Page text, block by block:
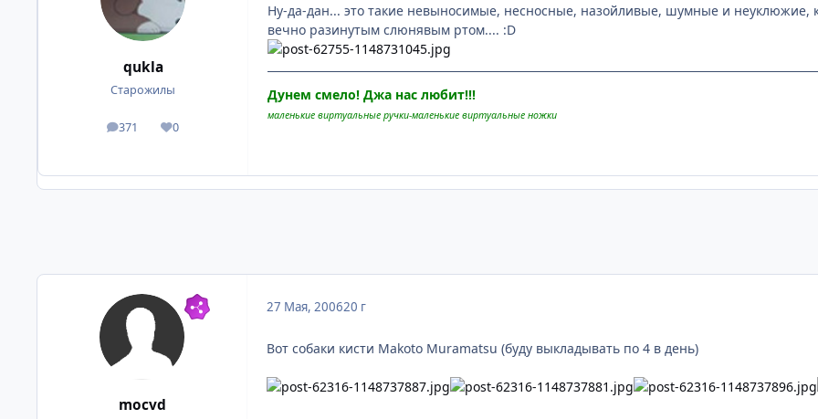
qukla
Старожилы
371
посты 0
Репутация
Ну-да-дан... это такие невыносимые, несносные, назойливые, шумные и неуклюжие,
вечно разинутым слюнявым ртом.... :D
Дунем смело! Джа нас любит!!!
маленькие виртуальные ручки-маленькие виртуальные ножки
mocvd
27 Мая, 200620 г
Вот собаки кисти Makoto Muramatsu (буду выкладывать по 4 в день)